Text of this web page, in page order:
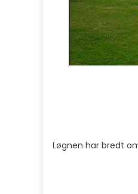
Løgnen har bredt